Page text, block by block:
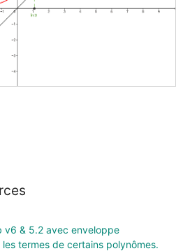
v6 & 5.2 avec enveloppe
termes de certains polynômes.